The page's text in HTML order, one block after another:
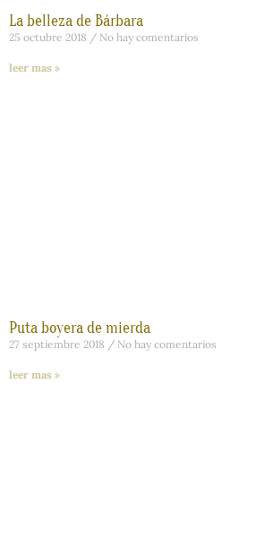
La belleza de Bárbara
25 octubre 2018 No hay comentarios
leer mas »
Puta boyera de mierda
27 septiembre 2018 No hay comentarios
leer mas »